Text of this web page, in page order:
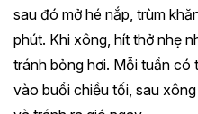
sau đó mở hé nắp, trùm
phút. Khi xông, hít thở nhẹ
tránh bỏng hơi. Mỗi tuần có
vào buổi chiều tối, sau